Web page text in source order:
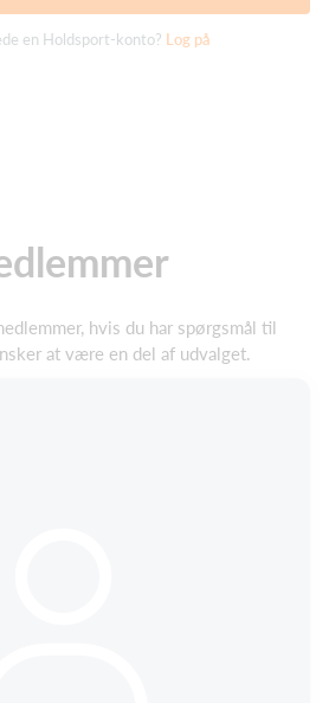
en Holdsport-konto? Log på
hvis du har spørgsmål til
at være en del af udvalget.